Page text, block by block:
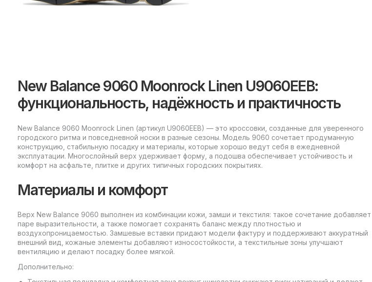
New Balance 9060 Moonrock Linen U9060EEB:
функциональность, надёжность и практичность
New Balance 9060 Moonrock Linen (артикул U9060EEB) — это кроссовки, созданные для уверенного
городского ритма и повседневной носки в разные сезоны. Модель 9060 сочетает продуманную
конструкцию, стабильную посадку и материалы, которые хорошо ведут себя в ежедневной
эксплуатации. Многослойный верх удерживает форму, а подошва обеспечивает устойчивость и
комфорт на асфальте, плитке и других типичных городских покрытиях.
Материалы и комфорт
Верх New Balance 9060 выполнен из комбинации кожи, замши и текстиля: такое сочетание добавляет
паре выразительности, а также помогает сохранять баланс между плотностью и
воздухопроницаемостью. Замшевые вставки придают модели фактуру и поддерживают аккуратный
внешний вид, кожаные элементы добавляют износостойкости, а текстильные зоны улучшают
вентиляцию и делают посадку более мягкой.
Дополнительно: